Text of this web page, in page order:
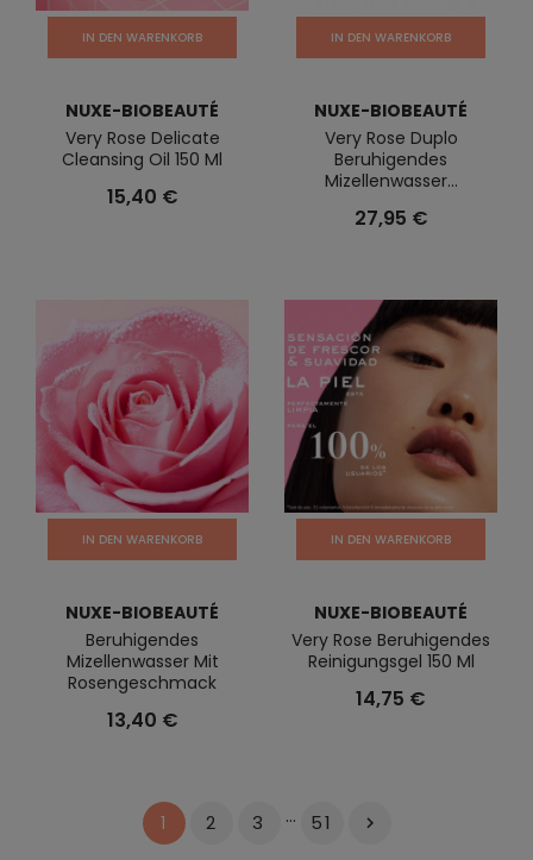
IN DEN WARENKORB
NUXE-BIOBEAUTÉ
Very Rose Delicate
Cleansing Oil 150 Ml
15,40 €
IN DEN WARENKORB
NUXE-BIOBEAUTÉ
Very Rose Duplo
Beruhigendes
Mizellenwasser...
27,95 €
IN DEN WARENKORB
NUXE-BIOBEAUTÉ
Beruhigendes
Mizellenwasser Mit
Rosengeschmack
13,40 €
IN DEN WARENKORB
NUXE-BIOBEAUTÉ
Very Rose Beruhigendes
Reinigungsgel 150 Ml
14,75 €
1 2 3 … 51 